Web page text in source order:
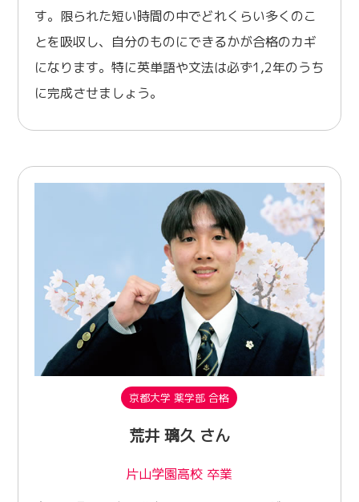
す。限られた短い時間の中でどれくらい多くのこ
とを吸収し、自分のものにできるかが合格のカギ
になります。特に英単語や文法は必ず1,2年のうち
に完成させましょう。
京都大学 薬学部 合格
荒井 璃久 さん
片山学園高校 卒業